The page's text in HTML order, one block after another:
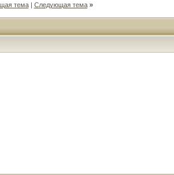
тема| Следующая тема »